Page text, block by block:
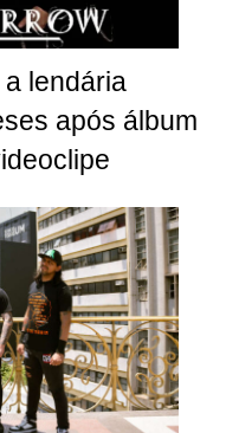
lendária
após álbum